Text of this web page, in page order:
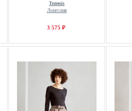
Tezenis
Лонгслив
3 575 ₽